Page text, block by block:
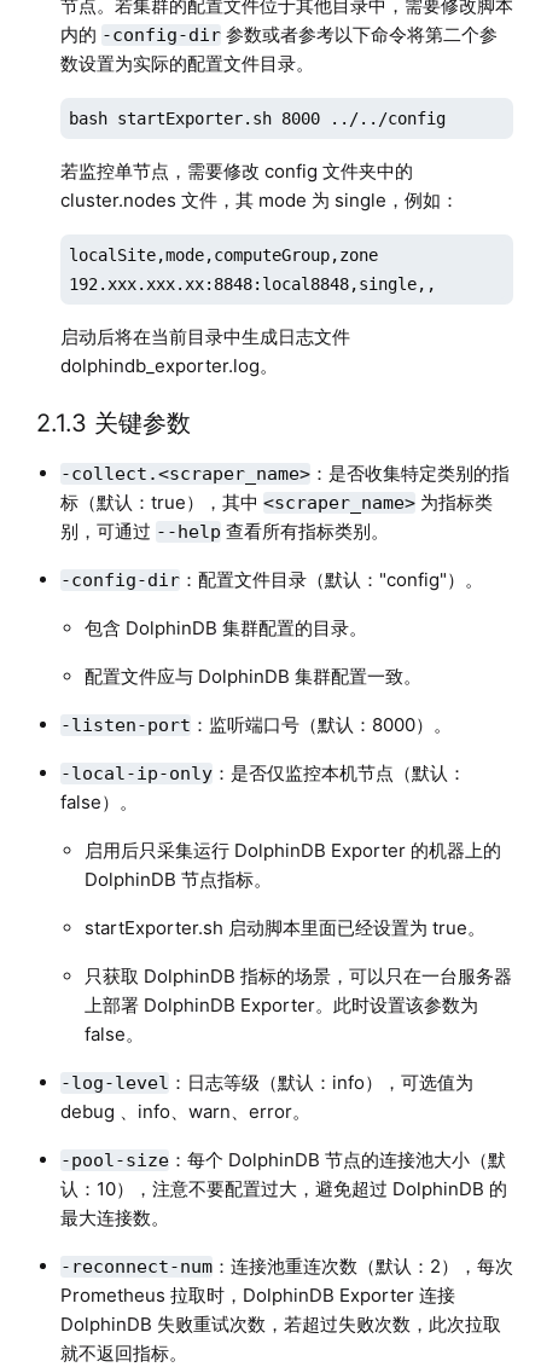
节点。若集群的配置文件位于其他目录中，需要修改脚本
内的 -config-dir参数或者参考以下命令将第二个参
数设置为实际的配置文件目录。
bash startExporter.sh 8000 ../../config
若监控单节点，需要修改 config 文件夹中的
cluster.nodes 文件，其 mode 为 single，例如：
localSite,mode,computeGroup,zone
192.xxx.xxx.xx:8848:local8848,single,,
启动后将在当前目录中生成日志文件
dolphindb_exporter.log。
2.1.3 关键参数
-collect.<scraper_name>：是否收集特定类别的指
标（默认：true），其中 <scraper_name>为指标类
别，可通过 --help 查看所有指标类别。
-config-dir：配置文件目录（默认："config"）。
包含 DolphinDB 集群配置的目录。
配置文件应与 DolphinDB 集群配置一致。
-listen-port ：监听端口号（默认：8000）。
-local-ip-only：是否仅监控本机节点（默认：
false）。
启用后只采集运行 DolphinDB Exporter 的机器上的
DolphinDB 节点指标。
startExporter.sh 启动脚本里面已经设置为 true。
只获取 DolphinDB 指标的场景，可以只在一台服务器
上部署 DolphinDB Exporter。此时设置该参数为
false。
-log-level ：日志等级（默认：info），可选值为
debug 、info、warn、error。
-pool-size：每个 DolphinDB 节点的连接池大小（默
认：10），注意不要配置过大，避免超过 DolphinDB 的
最大连接数。
-reconnect-num：连接池重连次数（默认：2），每次
Prometheus 拉取时，DolphinDB Exporter 连接
DolphinDB 失败重试次数，若超过失败次数，此次拉取
就不返回指标。